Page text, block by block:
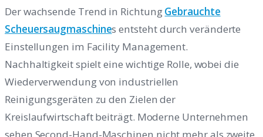
Der wachsende Trend in RichtungGebrauchte
Scheuersaugmaschines entsteht durch veränderte
Einstellungen im Facility Management.
Nachhaltigkeit spielt eine wichtige Rolle, wobei die
Wiederverwendung von industriellen
Reinigungsgeräten zu den Zielen der
Kreislaufwirtschaft beiträgt. Moderne Unternehmen
sehen Second-Hand-Maschinen nicht mehr als zweite